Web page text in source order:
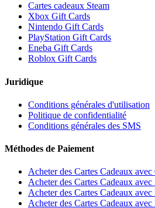
Cartes cadeaux Steam
Xbox Gift Cards
Nintendo Gift Cards
PlayStation Gift Cards
Eneba Gift Cards
Roblox Gift Cards
Juridique
Conditions générales d'utilisation
Politique de confidentialité
Conditions générales des SMS
Méthodes de Paiement
Acheter des Cartes Cadeaux
Acheter des Cartes Cadeaux
Acheter des Cartes Cadeaux avec
Acheter des Cartes Cadeaux